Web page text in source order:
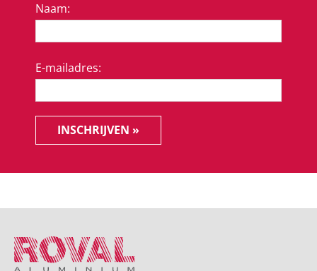
Naam:
E-mailadres:
INSCHRIJVEN »